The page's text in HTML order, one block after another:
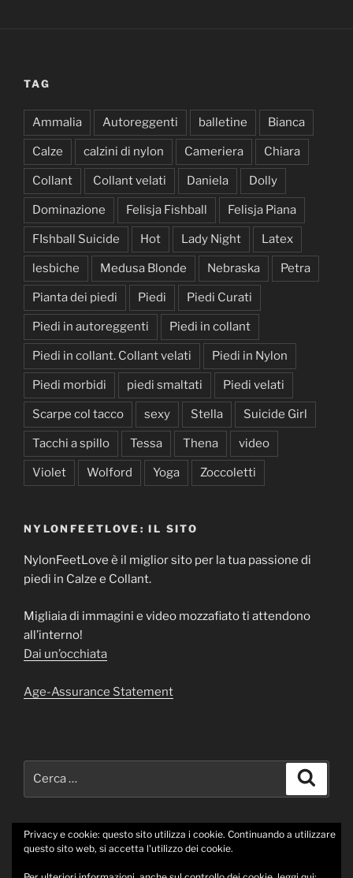
TAG
Ammalia Autoreggenti balletine Bianca
Calze calzini di nylon Cameriera Chiara
Collant Collant velati Daniela Dolly
Dominazione Felisja Fishball Felisja Piana
FIshball Suicide Hot Lady Night Latex
lesbiche Medusa Blonde Nebraska Petra
Pianta dei piedi Piedi Piedi Curati
Piedi in autoreggenti Piedi in collant
Piedi in collant. Collant velati Piedi in Nylon
Piedi morbidi piedi smaltati Piedi velati
Scarpe col tacco sexy Stella Suicide Girl
Tacchi a spillo Tessa Thena video
Violet Wolford Yoga Zoccoletti
NYLONFEETLOVE: IL SITO
NylonFeetLove è il miglior sito per la tua passione di
piedi in Calze e Collant.
Migliaia di immagini e video mozzafiato ti attendono
all’interno!
Dai un’occhiata
Age-Assurance Statement
Privacy e cookie: questo sito utilizza i cookie. Continuando a utilizzare
questo sito web, si accetta l'utilizzo dei cookie.